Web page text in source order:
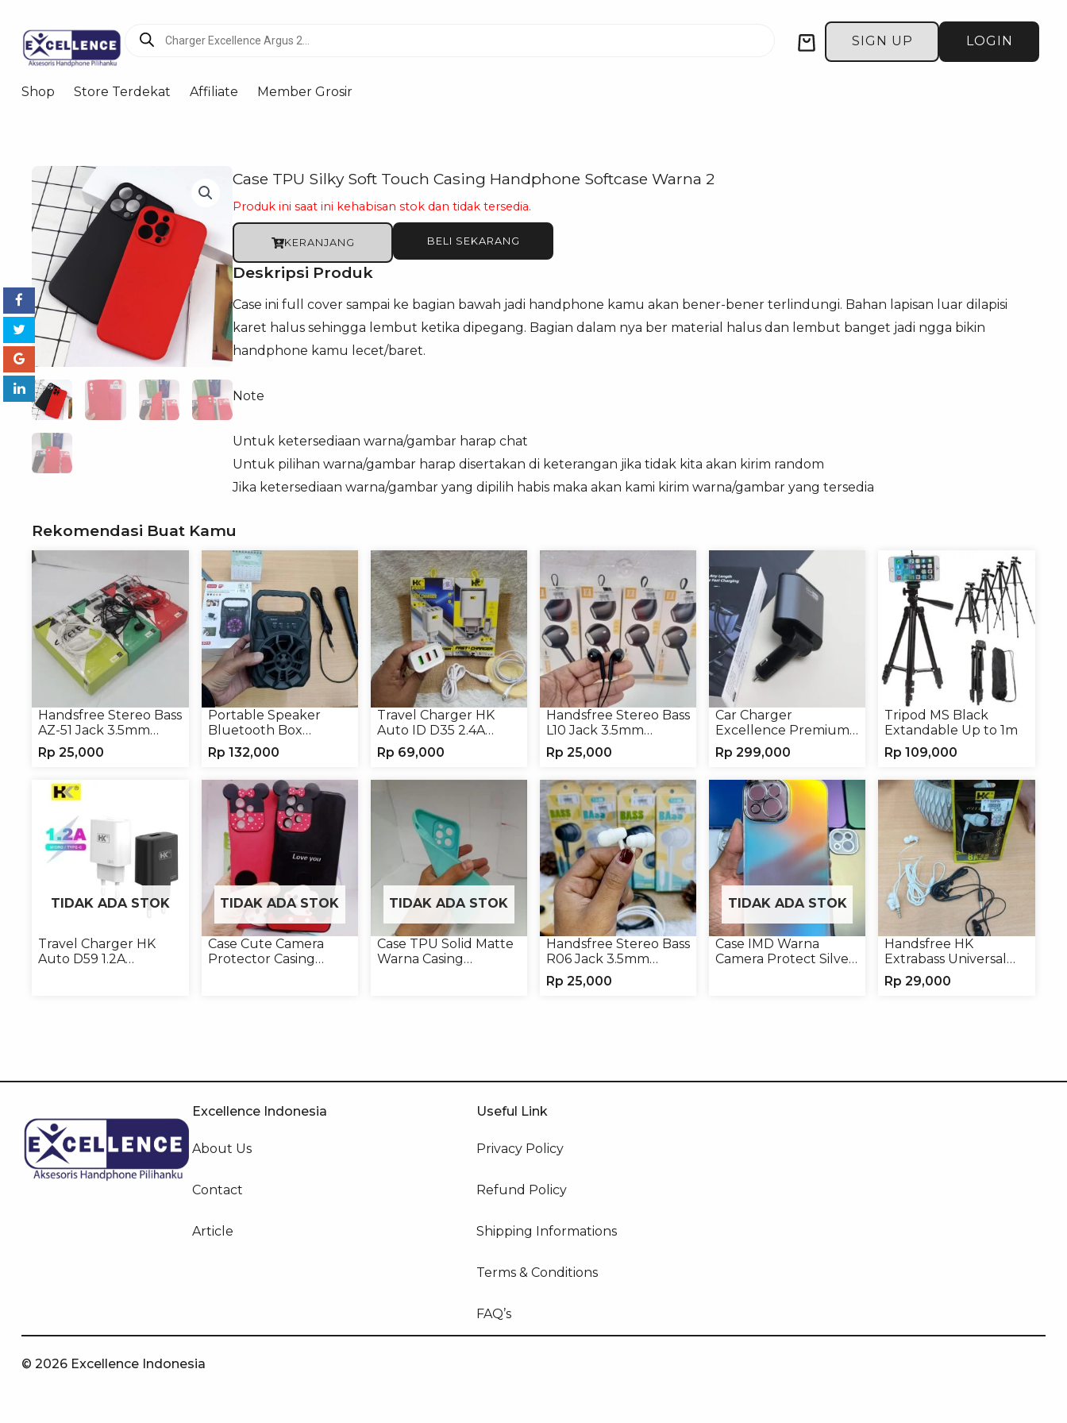
search
Cart SIGN UP LOGIN
Shop Store Terdekat Affiliate Member Grosir
Case TPU Silky Soft Touch Casing Handphone Softcase Warna 2
Produk ini saat ini kehabisan stok dan tidak tersedia.
KERANJANG BELI SEKARANG
Deskripsi Produk
Case ini full cover sampai ke bagian bawah jadi handphone kamu akan bener-bener terlindungi. Bahan lapisan luar dilapisi
karet halus sehingga lembut ketika dipegang. Bagian dalam nya ber material halus dan lembut banget jadi ngga bikin
handphone kamu lecet/baret.
Note
Untuk ketersediaan warna/gambar harap chat
Untuk pilihan warna/gambar harap disertakan di keterangan jika tidak kita akan kirim random
Jika ketersediaan warna/gambar yang dipilih habis maka akan kami kirim warna/gambar yang tersedia
Rekomendasi Buat Kamu
Handsfree Stereo Bass
AZ-51 Jack 3.5mm
Earphone Headset
Rp 25,000
Portable Speaker
Bluetooth Box
TNS315 Speaker
Portable Wireless
Rp 132,000
Travel Charger HK
Auto ID D35 2.4A
Micro/Type-C
Rp 69,000
Handsfree Stereo Bass
L10 Jack 3.5mm
Earphone Headset
Headphone
Rp 25,000
Car Charger
Excellence Premium
4in1 120W Charger
Handphone
Rp 299,000
Tripod MS Black
Extandable Up to 1m
Rp 109,000
TIDAK ADA STOK
Travel Charger HK
Auto D59 1.2A
TIDAK ADA STOK
Case Cute Camera
Protector Casing
TIDAK ADA STOK
Case TPU Solid Matte
Warna Casing
Handsfree Stereo Bass
R06 Jack 3.5mm
Earphone Headset
Headphone
Rp 25,000
TIDAK ADA STOK
Case IMD Warna
Camera Protect Silver
Handsfree HK
Extrabass Universal
Jack 3.5mm 891
Earphone Headset
Rp 29,000
Excellence Indonesia
About Us
Contact
Article
Useful Link
Privacy Policy
Refund Policy
Shipping Informations
Terms & Conditions
FAQ’s
© 2026 Excellence Indonesia